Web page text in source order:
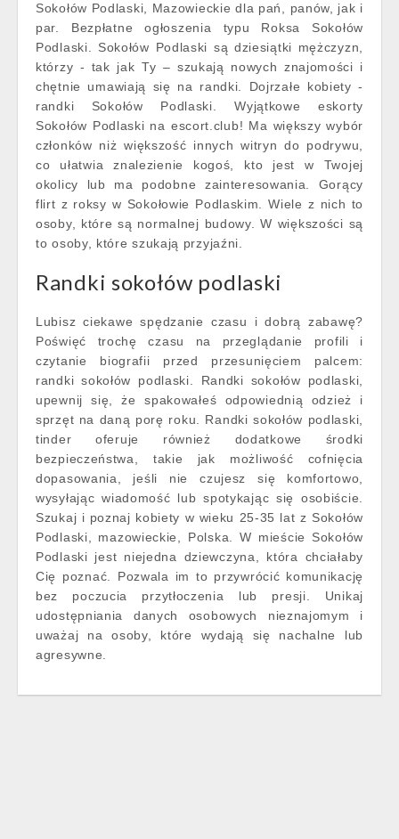
Sokołów Podlaski, Mazowieckie dla pań, panów, jak i
par. Bezpłatne ogłoszenia typu Roksa Sokołów
Podlaski. Sokołów Podlaski są dziesiątki mężczyzn,
którzy - tak jak Ty – szukają nowych znajomości i
chętnie umawiają się na randki. Dojrzałe kobiety -
randki Sokołów Podlaski. Wyjątkowe eskorty
Sokołów Podlaski na escort.club! Ma większy wybór
członków niż większość innych witryn do podrywu,
co ułatwia znalezienie kogoś, kto jest w Twojej
okolicy lub ma podobne zainteresowania. Gorący
flirt z roksy w Sokołowie Podlaskim. Wiele z nich to
osoby, które są normalnej budowy. W większości są
to osoby, które szukają przyjaźni.
Randki sokołów podlaski
Lubisz ciekawe spędzanie czasu i dobrą zabawę?
Poświęć trochę czasu na przeglądanie profili i
czytanie biografii przed przesunięciem palcem:
randki sokołów podlaski. Randki sokołów podlaski,
upewnij się, że spakowałeś odpowiednią odzież i
sprzęt na daną porę roku. Randki sokołów podlaski,
tinder oferuje również dodatkowe środki
bezpieczeństwa, takie jak możliwość cofnięcia
dopasowania, jeśli nie czujesz się komfortowo,
wysyłając wiadomość lub spotykając się osobiście.
Szukaj i poznaj kobiety w wieku 25-35 lat z Sokołów
Podlaski, mazowieckie, Polska. W mieście Sokołów
Podlaski jest niejedna dziewczyna, która chciałaby
Cię poznać. Pozwala im to przywrócić komunikację
bez poczucia przytłoczenia lub presji. Unikaj
udostępniania danych osobowych nieznajomym i
uważaj na osoby, które wydają się nachalne lub
agresywne.